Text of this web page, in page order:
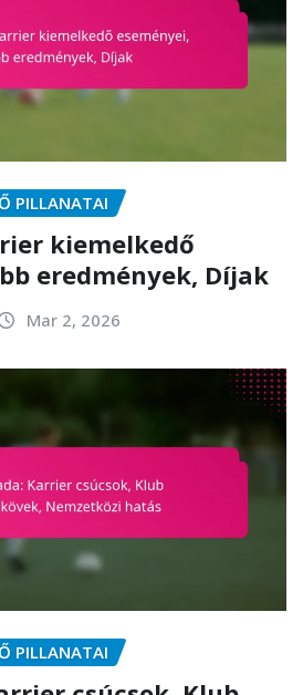
PILLANATAI
kiemelkedő
eredmények, Díjak
Mar 2, 2026
PILLANATAI